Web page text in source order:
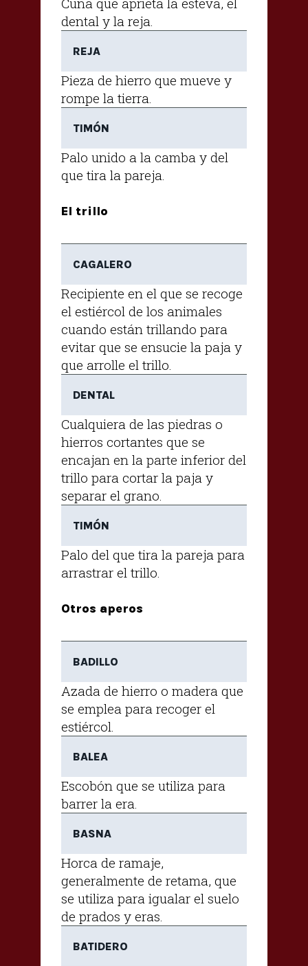
dental y la reja.
REJA
Pieza de hierro que mueve y
rompe la tierra.
TIMÓN
Palo unido a la camba y del
que tira la pareja.
El trillo
CAGALERO
Recipiente en el que se recoge
el estiércol de los animales
cuando están trillando para
evitar que se ensucie la paja y
que arrolle el trillo.
DENTAL
Cualquiera de las piedras o
hierros cortantes que se
encajan en la parte inferior del
trillo para cortar la paja y
separar el grano.
TIMÓN
Palo del que tira la pareja para
arrastrar el trillo.
Otros aperos
BADILLO
Azada de hierro o madera que
se emplea para recoger el
estiércol.
BALEA
Escobón que se utiliza para
barrer la era.
BASNA
Horca de ramaje,
generalmente de retama, que
se utiliza para igualar el suelo
de prados y eras.
BATIDERO